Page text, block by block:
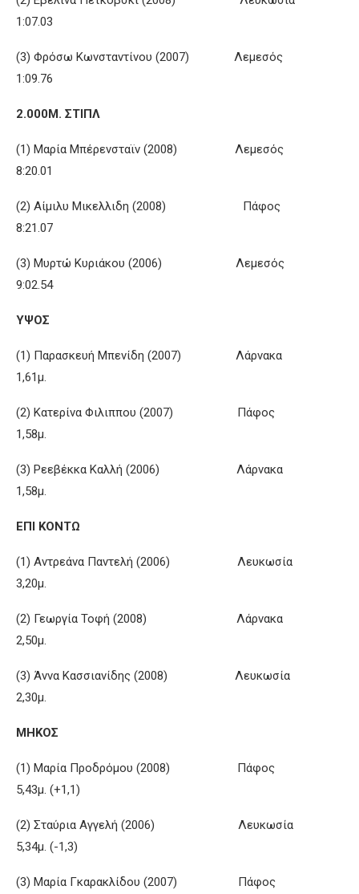
1:07.03
(3) Φρόσω Κωνσταντίνου (2007) Λεμεσός
1:09.76
2.000Μ. ΣΤΙΠΛ
(1) Μαρία Μπέρενσταϊν (2008) Λεμεσός
8:20.01
(2) Αίμιλυ Μικελλιδη (2008) Πάφος
8:21.07
(3) Μυρτώ Κυριάκου (2006) Λεμεσός
9:02.54
ΥΨΟΣ
(1) Παρασκευή Μπενίδη (2007) Λάρνακα
1,61μ.
(2) Κατερίνα Φιλιππου (2007) Πάφος
1,58μ.
(3) Ρεεβέκκα Καλλή (2006) Λάρνακα
1,58μ.
ΕΠΙ ΚΟΝΤΩ
(1) Αντρεάνα Παντελή (2006) Λευκωσία
3,20μ.
(2) Γεωργία Τοφή (2008) Λάρνακα
2,50μ.
(3) Άννα Κασσιανίδης (2008) Λευκωσία
2,30μ.
ΜΗΚΟΣ
(1) Μαρία Προδρόμου (2008) Πάφος
5,43μ. (+1,1)
(2) Σταύρια Αγγελή (2006) Λευκωσία
5,34μ. (-1,3)
(3) Μαρία Γκαρακλίδου (2007) Πάφος